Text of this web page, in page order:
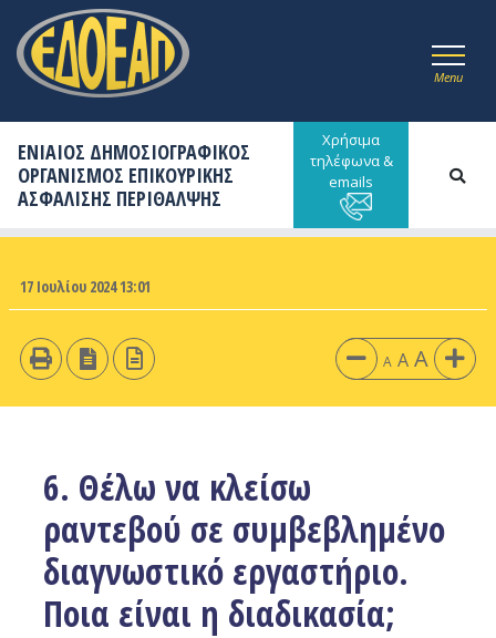
Menu
ΕΝΙΑΙΟΣ ΔΗΜΟΣΙΟΓΡΑΦΙΚΟΣ
ΟΡΓΑΝΙΣΜΟΣ ΕΠΙΚΟΥΡΙΚΗΣ
ΑΣΦΑΛΙΣΗΣ ΠΕΡΙΘΑΛΨΗΣ
Χρήσιμα
τηλέφωνα &
emails
17 Ιουλίου 2024 13:01
A A A
6. Θέλω να κλείσω
ραντεβού σε συμβεβλημένο
διαγνωστικό εργαστήριο.
Ποια είναι η διαδικασία;